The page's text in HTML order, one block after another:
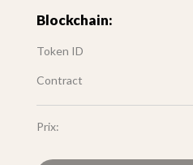
Blockchain:
Token ID
Contract
Prix: